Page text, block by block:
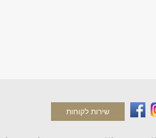
שירות לקוחות